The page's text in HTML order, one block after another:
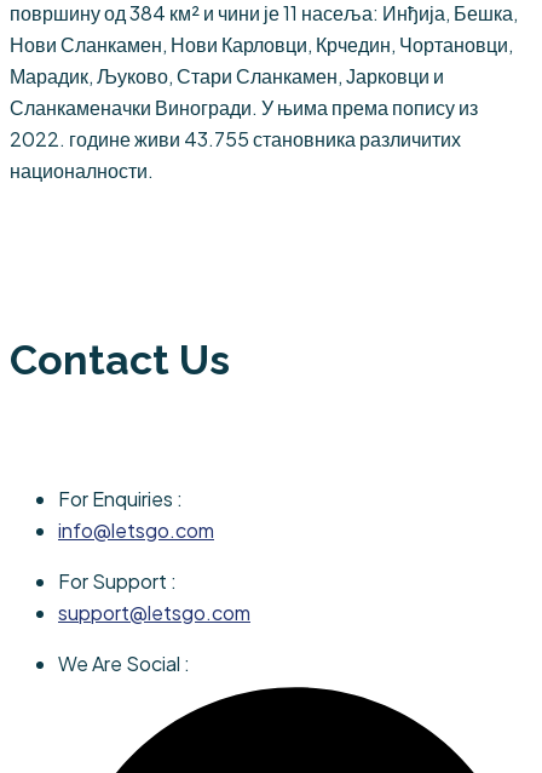
површину од 384 км² и чини је 11 насеља: Инђија, Бешка,
Нови Сланкамен, Нови Карловци, Крчедин, Чортановци,
Марадик, Љуково, Стари Сланкамен, Јарковци и
Сланкаменачки Виногради. У њима према попису из
2022. године живи 43.755 становника различитих
националности.
Contact Us
For Enquiries :
info@letsgo.com
For Support :
support@letsgo.com
We Are Social :